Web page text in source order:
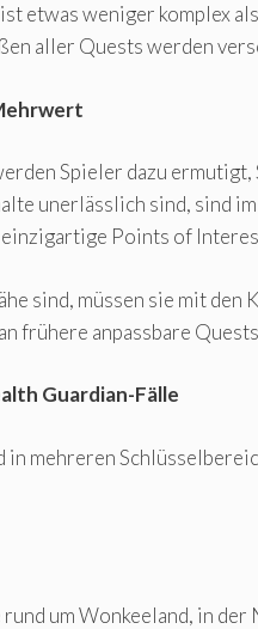
etwas weniger komplex
aller Quests werden
Spieler dazu
unerlässlich sind, sind
Points of
sind, müssen sie mit
frühere anpassbare
Guardian-Fälle
in mehreren
um Wonkeeland, in der